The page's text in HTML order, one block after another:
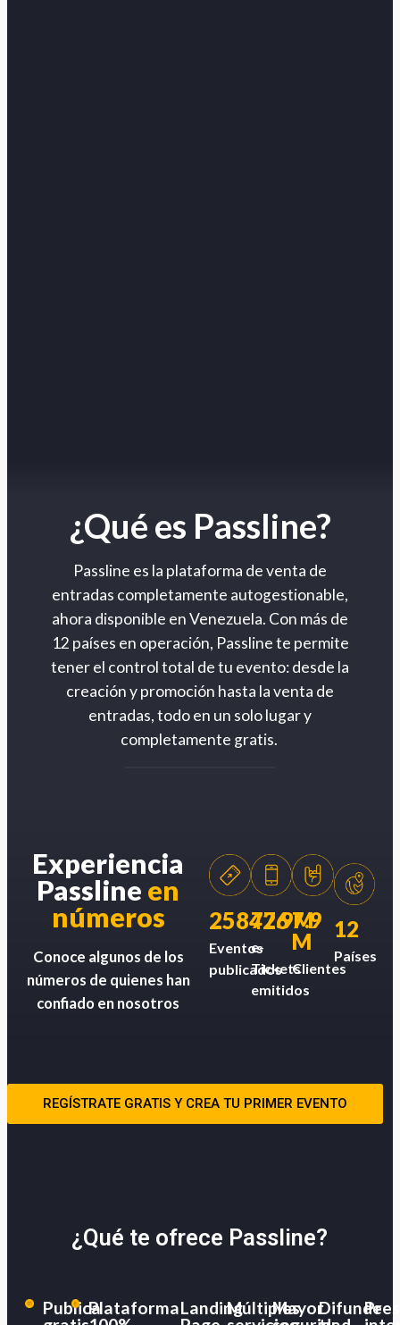
¿Qué es Passline?
Passline es la plataforma de venta de
entradas completamente autogestionable,
ahora disponible en Venezuela. Con más de
12 países en operación, Passline te permite
tener el control total de tu evento: desde la
creación y promoción hasta la venta de
entradas, todo en un solo lugar y
completamente gratis.
Experiencia
Passline en
números
Conoce algunos de los
números de quienes han
confiado en nosotros
258426
Eventos
publicados
77.9M
e-
Tickets
emitidos
7.9
M
Clientes
12
Países
REGÍSTRATE GRATIS Y CREA TU PRIMER EVENTO
¿Qué te ofrece Passline?
PublicaPlataformaLandingMúltiplesMayorDifunde